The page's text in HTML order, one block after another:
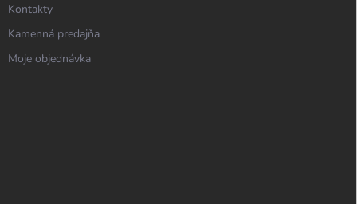
Kontakty
Kamenná predajňa
Moje objednávka